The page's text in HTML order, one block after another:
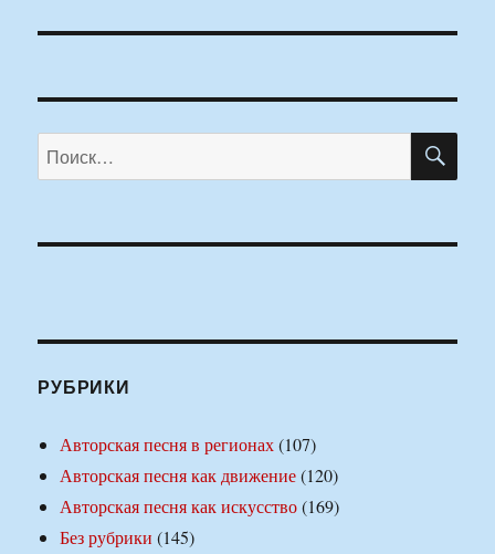
Искать:
РУБРИКИ
Авторская песня в регионах(107)
Авторская песня как движение(120)
Авторская песня как искусство(169)
Без рубрики (145)